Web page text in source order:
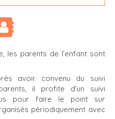
les parents de l’enfant sont
avoir convenu du suivi
il profite d’un suivi
pour faire le point sur
périodiquement avec